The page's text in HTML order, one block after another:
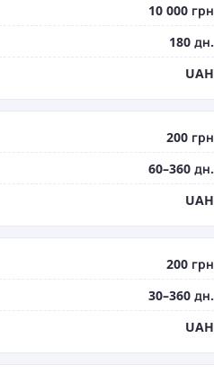
10 000 грн
180 дн.
UAH
200 грн
60–360 дн.
UAH
200 грн
30–360 дн.
UAH